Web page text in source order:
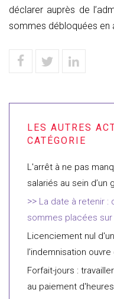
déclarer auprès de
sommes débloquées en
L'arrêt à ne pas
salariés au sein d’un
La date à retenir
sommes placées sur
Licenciement nul
l’indemnisation
Forfait-jours :
au paiement